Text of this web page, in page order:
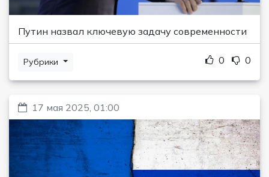
Путин назвал ключевую задачу современности
Рубрики 0 0
17 мая 2025, 01:00